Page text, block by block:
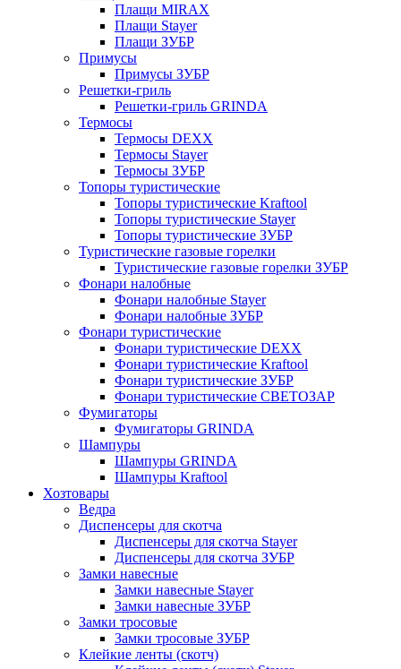
Плащи MIRAX
Плащи Stayer
Плащи ЗУБР
Примусы
Примусы ЗУБР
Решетки-гриль
Решетки-гриль GRINDA
Термосы
Термосы DEXX
Термосы Stayer
Термосы ЗУБР
Топоры туристические
Топоры туристические Kraftool
Топоры туристические Stayer
Топоры туристические ЗУБР
Туристические газовые горелки
Туристические газовые горелки ЗУБР
Фонари налобные
Фонари налобные Stayer
Фонари налобные ЗУБР
Фонари туристические
Фонари туристические DEXX
Фонари туристические Kraftool
Фонари туристические ЗУБР
Фонари туристические СВЕТОЗАР
Фумигаторы
Фумигаторы GRINDA
Шампуры
Шампуры GRINDA
Шампуры Kraftool
Хозтовары
Ведра
Диспенсеры для скотча
Диспенсеры для скотча Stayer
Диспенсеры для скотча ЗУБР
Замки навесные
Замки навесные Stayer
Замки навесные ЗУБР
Замки тросовые
Замки тросовые ЗУБР
Клейкие ленты (скотч)